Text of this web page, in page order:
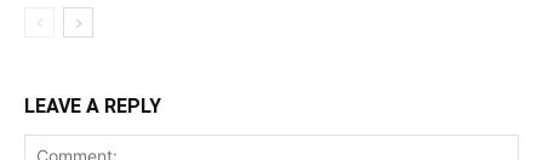
LEAVE A REPLY